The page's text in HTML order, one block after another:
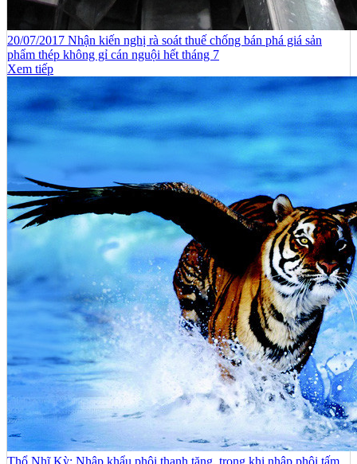
20/07/2017 Nhận kiến nghị rà soát thuế chống bán phá giá sản
phẩm thép không gỉ cán nguội hết tháng 7
Xem tiếp